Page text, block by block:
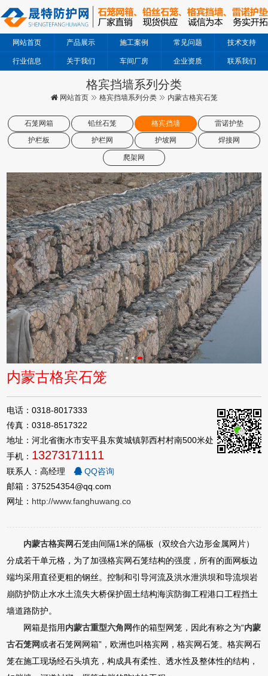
网站首页 产品展示 施工案例 常见问题 技术支持
行业信息 关于我们 车间厂房 企业资质 联系我们
格宾挡墙系列分类
网站首页 格宾挡墙系列分类 内蒙古格宾石笼
石笼网箱 铅丝石笼 格宾挡墙 雷诺护垫
护栏板 护栏网 护坡网 焊接网
爬架网
内蒙古格宾石笼
电话：0318-8017333
传真：0318-8517322
地址：河北省衡水市安平县东黄城镇郭西村村南500米处
手机： 13273171111
联系人：高经理
QQ咨询
邮箱：375254354@qq.com
网址： http://www.fanghuwang.co
内蒙古格宾网石笼由间隔1米的隔板（双绞合六边形金属网片）
分成若干单元格，为了加强格宾网石笼结构的强度，所有的面网板边
端均采用直径更粗的钢丝。控制和引导河流及洪水泄洪坝和导流坝岩
崩防护防止水水土流失大桥保护固土结构海滨防御工程港口工程挡土
墙道路防护。
网箱是指用内蒙古重型六角网作的箱型网笼，因此有称之为“内蒙
古石笼网或者石笼网网箱”，欧洲也叫格宾网，格宾网石笼。格宾网石
笼在施工现场经石头填充，构成具有柔性、透水性及整体性的结构，